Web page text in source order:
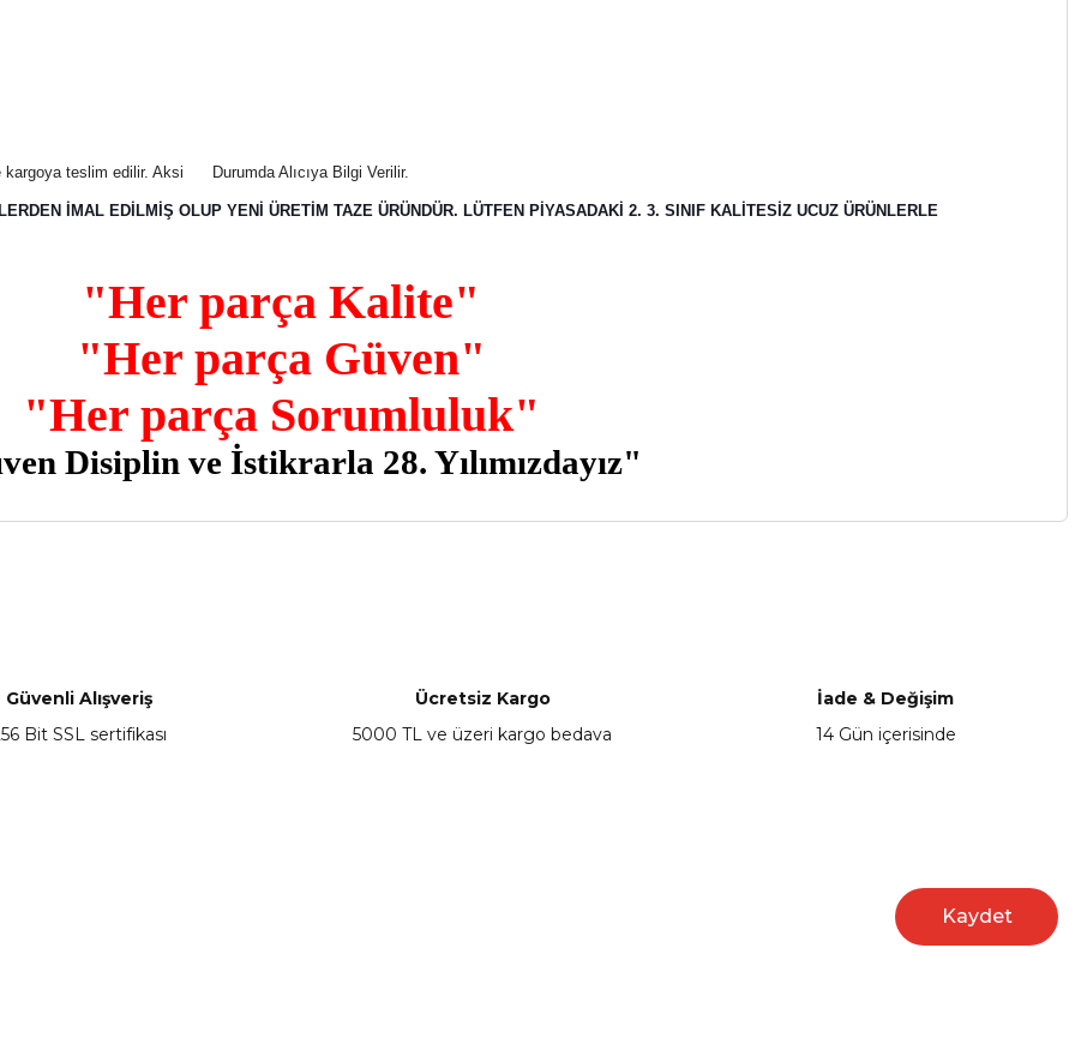
teslim edilir. Aksi Durumda Alıcıya Bilgi Verilir.
İMAL EDİLMİŞ OLUP YENİ ÜRETİM TAZE ÜRÜNDÜR. LÜTFEN PİYASADAKİ 2. 3. SINIF KALİTESİZ UCUZ ÜRÜNLERLE
"Her parça Kalite"
"Her parça Güven"
"Her parça Sorumluluk"
Disiplin ve İstikrarla 28. Yılımızdayız"
Güvenli Alışveriş
Bit SSL sertifikası
Ücretsiz Kargo
5000 TL ve üzeri kargo bedava
İade & Değişim
14 Gün içerisinde
Kaydet